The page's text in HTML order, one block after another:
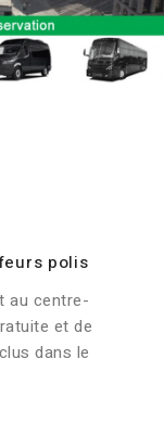
polis
au centre-
et de
dans le